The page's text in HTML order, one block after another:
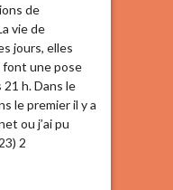
de
vie de
jours, elles
une pose
h. Dans le
le premier il y a
ou j’ai pu
2